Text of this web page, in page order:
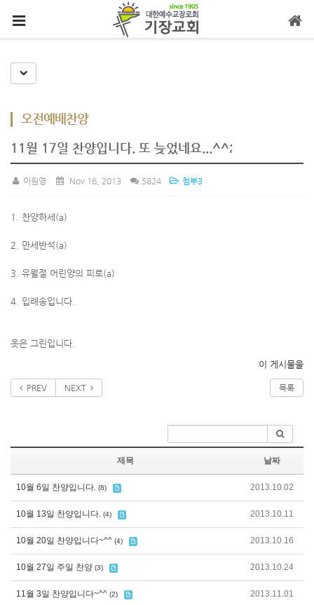
Toggle Dropdown
오전예배찬양
11월 17일 찬양입니다. 또 늦었네요...^^;
이원영 Nov 16, 2013 5824 첨부3
1. 찬양하세(a)
2. 만세반석(a)
3. 유월절 어린양의 피로(a)
4. 입례송입니다.
옷은 그린입니다.
이 게시물을
PREV NEXT 목록
제목 날짜
10월 6일 찬양입니다. (8) 2013.10.02
10월 13일 찬양입니다. (4) 2013.10.11
10월 20일 찬양입니다~^^ (4) 2013.10.16
10월 27일 주일 찬양 (3) 2013.10.24
11월 3일 찬양입니다~^^ (2) 2013.11.01